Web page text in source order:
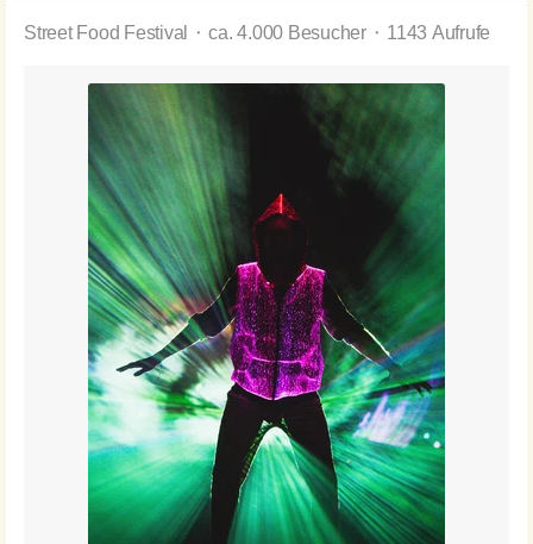
Street Food Festival ⬝ ca. 4.000 Besucher ⬝ 1143 Aufrufe